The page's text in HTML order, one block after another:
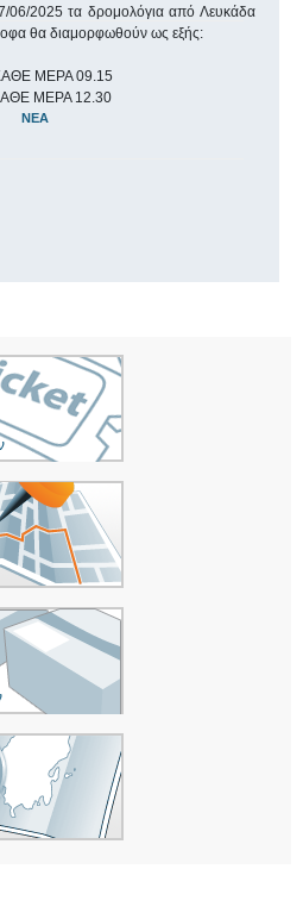
06/2025 τα δρομολόγια από Λευκάδα
θα διαμορφωθούν ως εξής:
ΜΕΡΑ 09.15
ΜΕΡΑ 12.30
ΝΈΑ